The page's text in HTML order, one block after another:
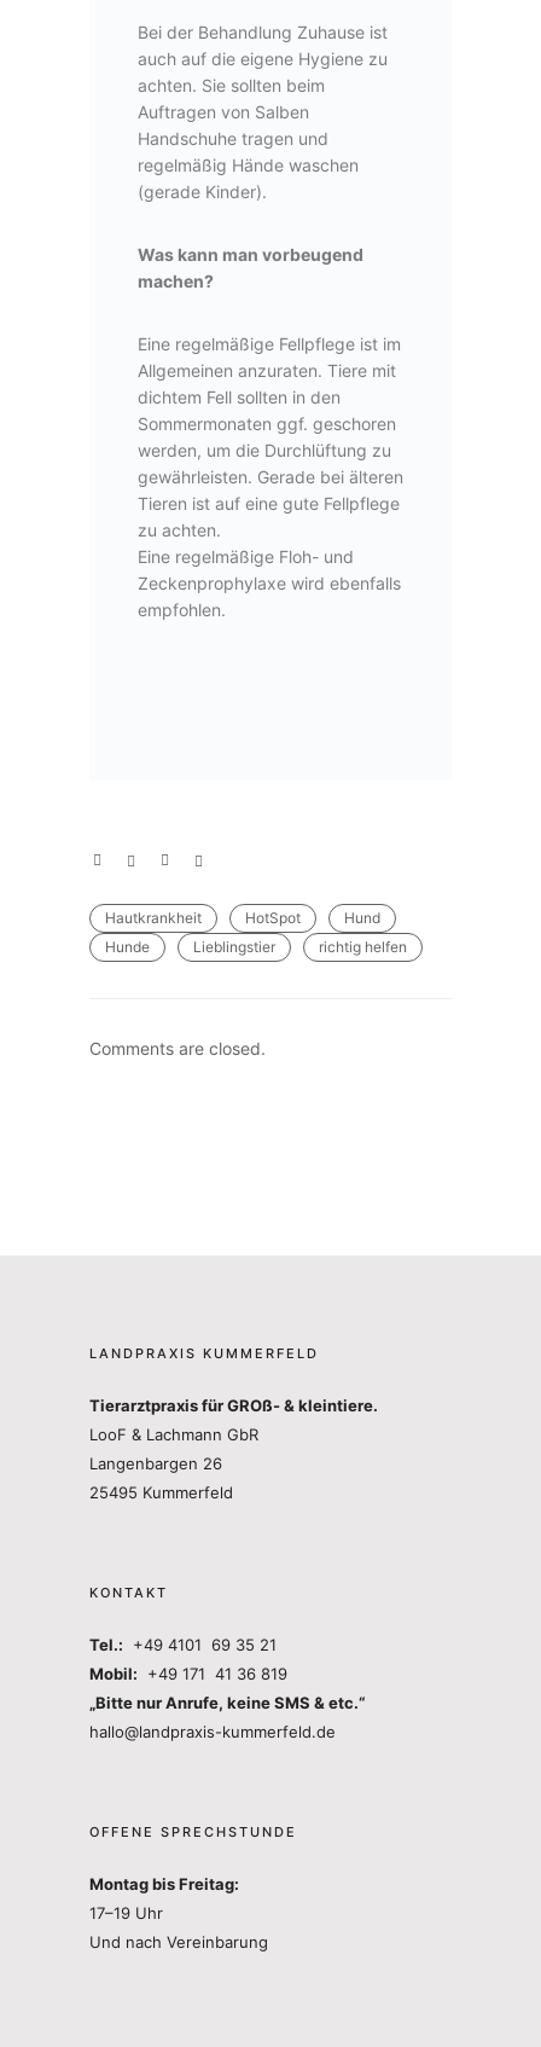
Bei der Behandlung Zuhause ist
auch auf die eigene Hygiene zu
achten. Sie sollten beim
Auftragen von Salben
Handschuhe tragen und
regelmäßig Hände waschen
(gerade Kinder).
Was kann man vorbeugend
machen?
Eine regelmäßige Fellpflege ist im
Allgemeinen anzuraten. Tiere mit
dichtem Fell sollten in den
Sommermonaten ggf. geschoren
werden, um die Durchlüftung zu
gewährleisten. Gerade bei älteren
Tieren ist auf eine gute Fellpflege
zu achten.
Eine regelmäßige Floh- und
Zeckenprophylaxe wird ebenfalls
empfohlen.
Hautkrankheit HotSpot
Hund
Hunde
Lieblingstier richtig helfen
Comments are closed.
LANDPRAXIS KUMMERFELD
Tierarztpraxis für GROß- & kleintiere.
LooF & Lachmann GbR
Langenbargen 26
25495 Kummerfeld
KONTAKT
Tel.: +49 4101 69 35 21
Mobil: +49 171 41 36 819
„Bitte nur Anrufe, keine SMS & etc.“
hallo@landpraxis-kummerfeld.de
OFFENE SPRECHSTUNDE
Montag bis Freitag:
17–19 Uhr
Und nach Vereinbarung